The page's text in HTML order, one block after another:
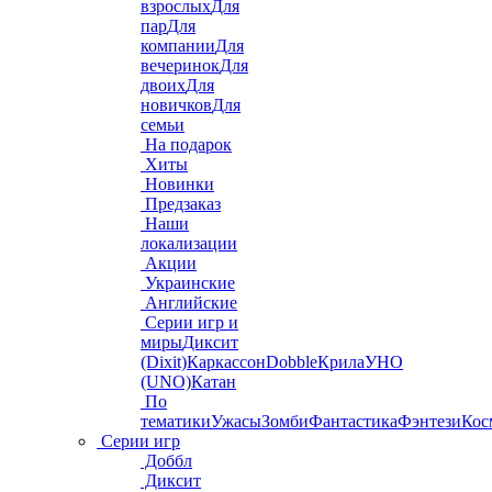
взрослыхДля
парДля
компанииДля
вечеринокДля
двоихДля
новичковДля
семьи
На подарок
Хиты
Новинки
Предзаказ
Наши
локализации
Акции
Украинские
Английские
Серии игр и
мирыДиксит
(Dixit)КаркассонDobbleКрилаУНО
(UNO)Катан
По
тематикиУжасыЗомбиФантастикаФэнтези
Серии игр
Доббл
Диксит